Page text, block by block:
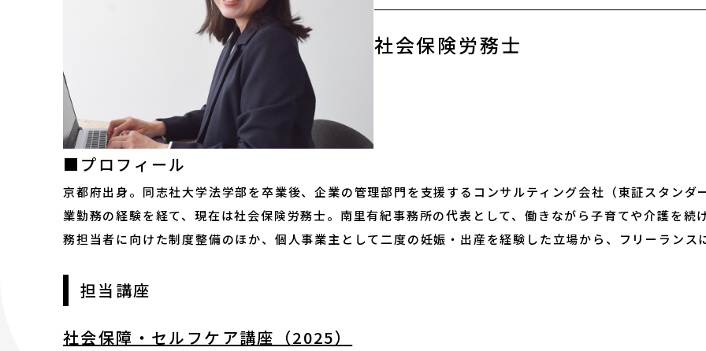
公開中のアーカイブ動画
2025年度 過去の講座
2024年度 過去の講座
2023年度以前 過去の講座
修了生
講師陣
リンク集
お知らせ・新着情報
社会保険労務士
■プロフィール
京都府出身。同志社大学法学部を卒業後、企業の管理部門を支援するコンサルティング会社（東証スタン
業勤務の経験を経て、現在は社会保険労務士。南里有紀事務所の代表として、働きながら子育てや介護を続
務担当者に向けた制度整備のほか、個人事業主として二度の妊娠・出産を経験した立場から、フリーランス
担当講座
社会保障・セルフケア講座（2025）